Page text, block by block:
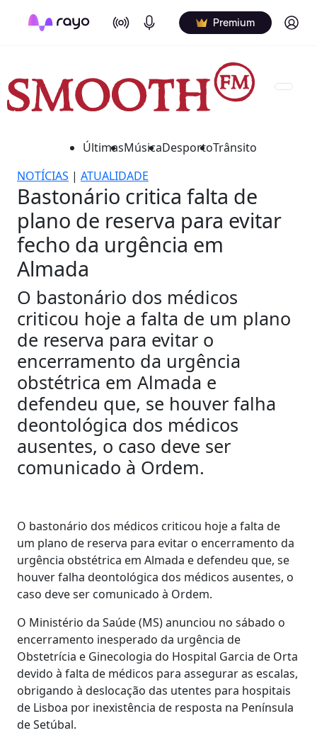
On Air Podcasts Premium Log in
ÚltimasMúsicaDesportoTrânsito
NOTÍCIAS | ATUALIDADE
Bastonário critica falta de
plano de reserva para evitar
fecho da urgência em
Almada
O bastonário dos médicos
criticou hoje a falta de um plano
de reserva para evitar o
encerramento da urgência
obstétrica em Almada e
defendeu que, se houver falha
deontológica dos médicos
ausentes, o caso deve ser
comunicado à Ordem.
O bastonário dos médicos criticou hoje a falta de
um plano de reserva para evitar o encerramento da
urgência obstétrica em Almada e defendeu que, se
houver falha deontológica dos médicos ausentes, o
caso deve ser comunicado à Ordem.
O Ministério da Saúde (MS) anunciou no sábado o
encerramento inesperado da urgência de
Obstetrícia e Ginecologia do Hospital Garcia de Orta
devido à falta de médicos para assegurar as escalas,
obrigando à deslocação das utentes para hospitais
de Lisboa por inexistência de resposta na Península
de Setúbal.